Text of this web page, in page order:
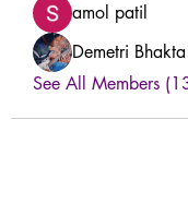
amol patil
Demetri Bhakta
See All Members